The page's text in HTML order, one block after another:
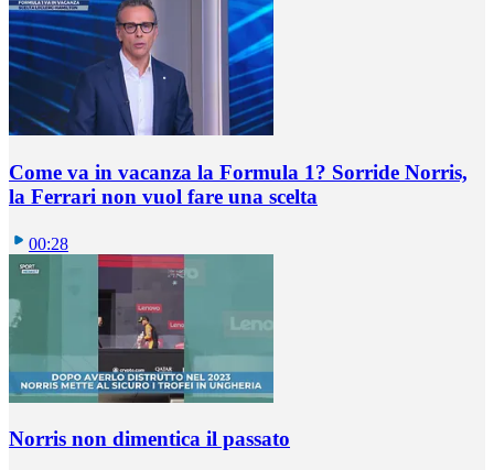
Come va in vacanza la Formula 1? Sorride Norris,
la Ferrari non vuol fare una scelta
00:28
Norris non dimentica il passato